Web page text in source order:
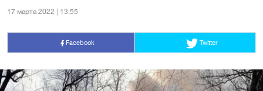
17 марта 2022 | 13:55
Facebook Twitter